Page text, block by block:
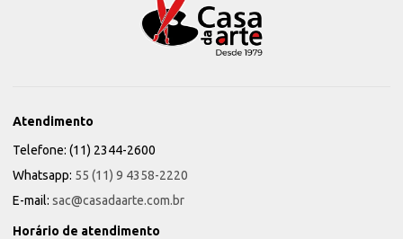
Atendimento
Telefone: (11) 2344-2600
Whatsapp: 55 (11) 9 4358-2220
E-mail: sac@casadaarte.com.br
Horário de atendimento